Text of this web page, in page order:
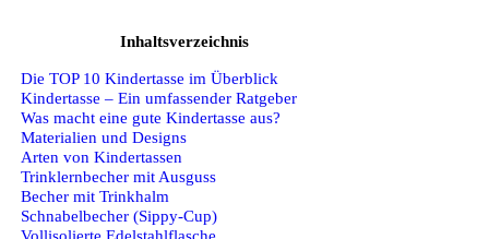
Inhaltsverzeichnis
Die TOP 10 Kindertasse im Überblick
Kindertasse – Ein umfassender Ratgeber
Was macht eine gute Kindertasse aus?
Materialien und Designs
Arten von Kindertassen
Trinklernbecher mit Ausguss
Becher mit Trinkhalm
Schnabelbecher (Sippy-Cup)
Vollisolierte Edelstahlflasche